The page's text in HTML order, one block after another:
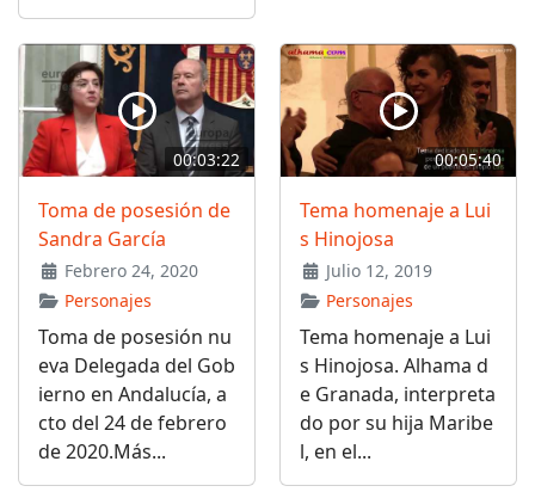
00:03:22
Toma de posesión de
Sandra García
Febrero 24, 2020
Personajes
Toma de posesión nu
eva Delegada del Gob
ierno en Andalucía, a
cto del 24 de febrero
de 2020.Más...
00:05:40
Tema homenaje a Lui
s Hinojosa
Julio 12, 2019
Personajes
Tema homenaje a Lui
s Hinojosa. Alhama d
e Granada, interpreta
do por su hija Maribe
l, en el...